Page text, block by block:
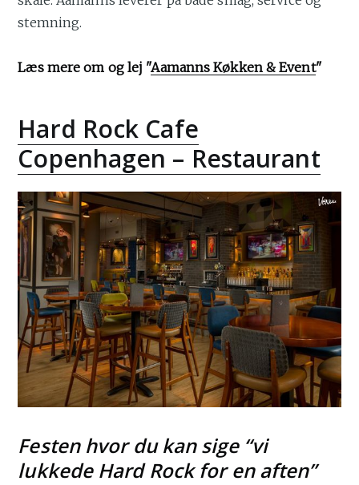
stemning.
Læs mere om og lej "Aamanns Køkken & Event"
Hard Rock Cafe
Copenhagen – Restaurant
Festen hvor du kan sige “vi
lukkede Hard Rock for en aften”